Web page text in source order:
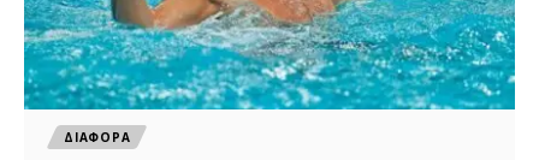
ΔΙΑΦΟΡΑ